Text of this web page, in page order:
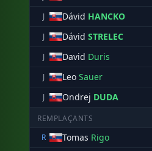
J Dávid HANCKO
J
Dávid STRELEC
J
David Duris
J
Leo Sauer
J
Ondrej DUDA
REMPLAÇANTS
R
Tomas Rigo